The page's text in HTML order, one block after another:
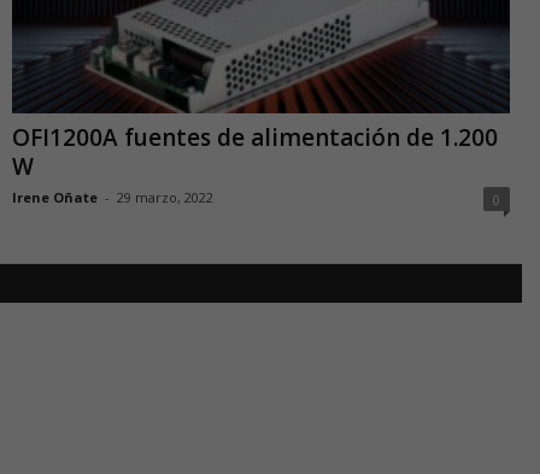
OFI1200A fuentes de alimentación de 1.200
W
Irene Oñate - 29 marzo, 2022 0